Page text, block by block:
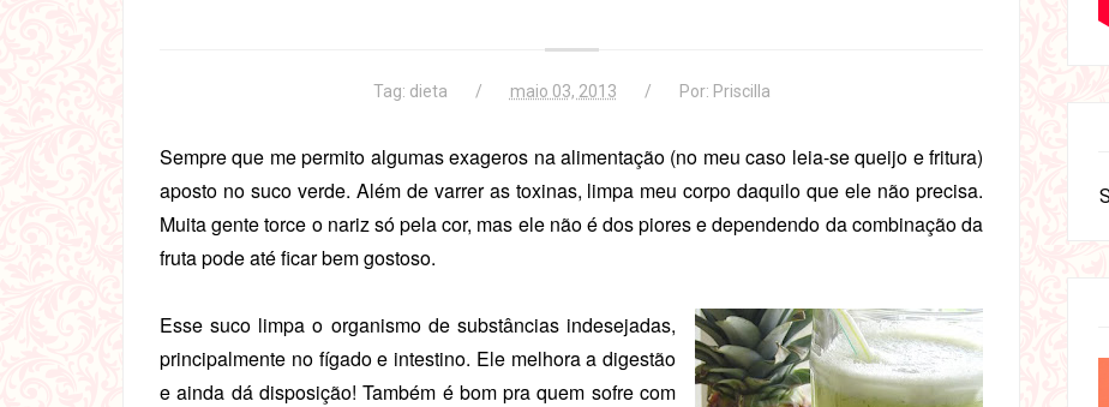
Tag: dieta maio 03, 2013 Por: Priscilla
Sempre que me permito algumas exageros na alimentação (no meu caso leia-se queijo e fritura)
aposto no suco verde. Além de varrer as toxinas, limpa meu corpo daquilo que ele não precisa.
Muita gente torce o nariz só pela cor, mas ele não é dos piores e dependendo da combinação da
fruta pode até ficar bem gostoso.
Esse suco limpa o organismo de substâncias indesejadas,
principalmente no fígado e intestino. Ele melhora a digestão
e ainda dá disposição! Também é bom pra quem sofre com